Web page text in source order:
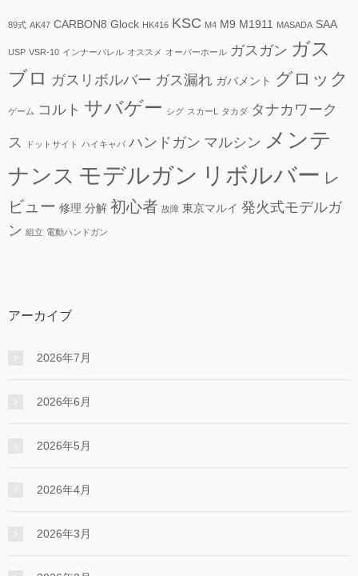
89式 AK47 CARBON8 Glock HK416 KSC M4 M9 M1911 MASADA SAA
USP VSR-10 インナーバレル オススメ オーバーホール ガスガン ガス
ブロ ガスリボルバー ガス漏れ ガバメント グロック
ゲーム コルト サバゲー シグ スカーL タカダ タナカワーク
ス ドットサイト ハイキャパ ハンドガン マルシン メンテ
ナンス モデルガン リボルバー レ
ビュー 修理 分解 初心者 故障 東京マルイ 発火式モデルガ
ン 組立 電動ハンドガン
アーカイブ
2026年7月
2026年6月
2026年5月
2026年4月
2026年3月